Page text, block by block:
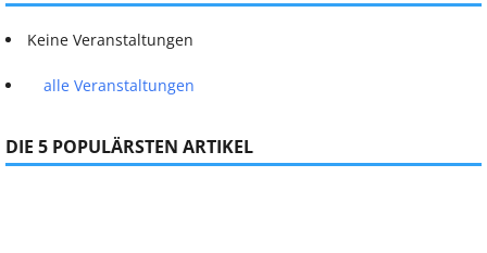
Keine Veranstaltungen
alle Veranstaltungen
DIE 5 POPULÄRSTEN ARTIKEL